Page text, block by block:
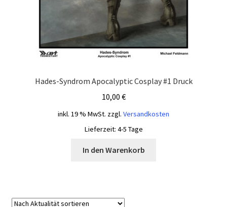
Hades-Syndrom Apocalyptic Cosplay #1 Druck
10,00 €
inkl. 19 % MwSt. zzgl. Versandkosten
Lieferzeit: 4-5 Tage
In den Warenkorb